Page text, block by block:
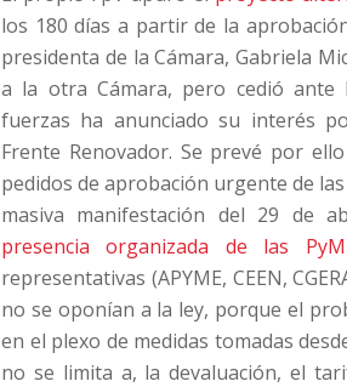
los 180 días a partir de la
presidenta de la Cámara, Gabriela
a la otra Cámara, pero cedió ante
fuerzas ha anunciado su interés
Frente Renovador. Se prevé por
pedidos de aprobación urgente de
masiva manifestación del 29 de
presencia organizada de las
representativas (APYME, CEEN,
no se oponían a la ley, porque el
en el plexo de medidas tomadas
no se limita a, la devaluación, el